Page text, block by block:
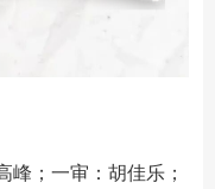
峰；一审：胡佳乐；